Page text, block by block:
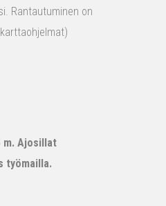
Rantautuminen on
m. Ajosillat
työmailla.